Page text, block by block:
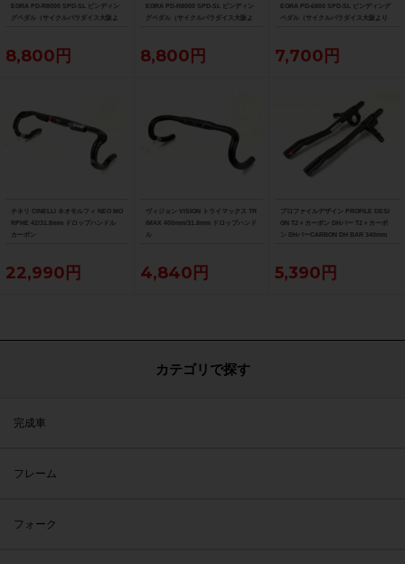
EGRA PD-R8000 SPD-SL ビンディン
グペダル（サイクルパラダイス大阪よ
8,800円
EGRA PD-R8000 SPD-SL ビンディン
グペダル（サイクルパラダイス大阪よ
8,800円
EGRA PD-6800 SPD-SL ビンディング
ペダル（サイクルパラダイス大阪より
7,700円
チネリ CINELLI ネオモルフィ NEO MO
RPHE 42/31.8mm ドロップハンドル
カーボン
22,990円
ヴィジョン VISION トライマックス TR
IMAX 400mm/31.8mm ドロップハンド
ル
4,840円
プロファイルデザイン PROFILE DESI
GN T2＋カーボン DHバー T2＋カーボ
ン DHバーCARBON DH BAR 340mm
5,390円
カテゴリで探す
完成車
フレーム
フォーク